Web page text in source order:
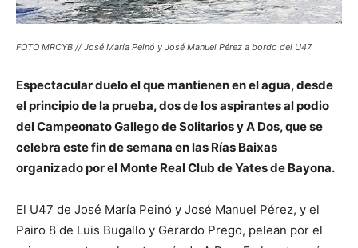
FOTO MRCYB // José María Peinó y José Manuel Pérez a bordo del U47
Espectacular duelo el que mantienen en el agua, desde
el principio de la prueba, dos de los aspirantes al podio
del Campeonato Gallego de Solitarios y A Dos, que se
celebra este fin de semana en las Rías Baixas
organizado por el Monte Real Club de Yates de Bayona.
El U47 de José María Peinó y José Manuel Pérez, y el
Pairo 8 de Luis Bugallo y Gerardo Prego, pelean por el